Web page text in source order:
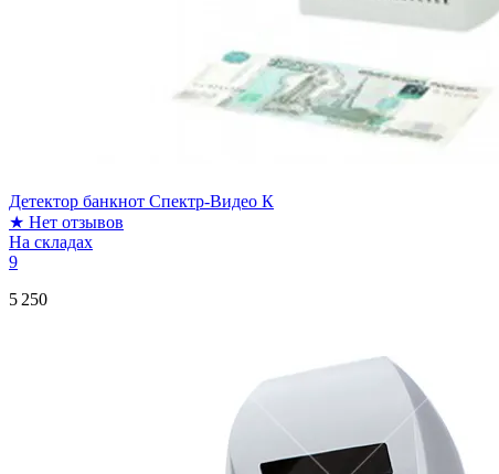
Детектор банкнот Спектр-Видео К
★ Нет отзывов
На складах
9
5 250